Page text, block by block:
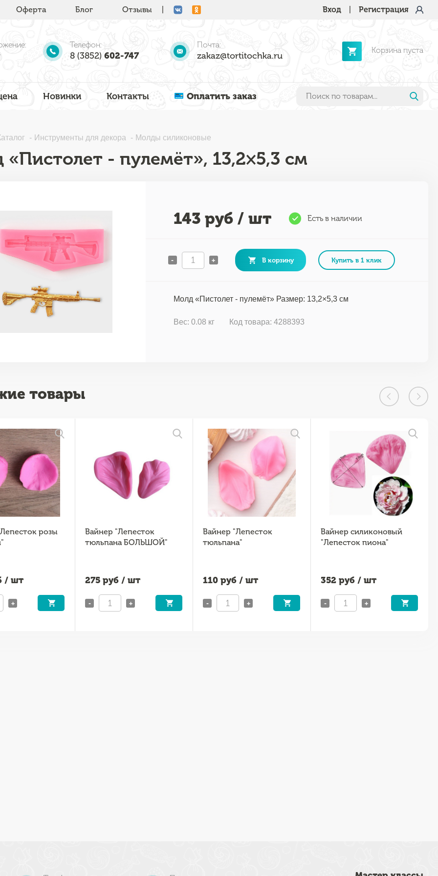
Оферта Блог Отзывы Вход Регистрация
Телефон:
8 (3852) 602-747
Почта:
zakaz@tortitochka.ru
Корзина пуста
Новинки Контакты Оплатить заказ
Инструменты для декора Молды силиконовые
- пулемёт», 13,2×5,3 см
143 руб / шт Есть в наличии
- + В корзину Купить в 1 клик
Молд «Пистолет - пулемёт» Размер: 13,2×5,3 см
Вес: 0.08 кг Код товара: 4288393
товары
розы
/ шт
+
Вайнер "Лепесток
тюльпана БОЛЬШОЙ"
275 руб / шт
- +
Вайнер "Лепесток
тюльпана"
110 руб / шт
- +
Вайнер силиконовый
"Лепесток пиона"
352 руб / шт
- +